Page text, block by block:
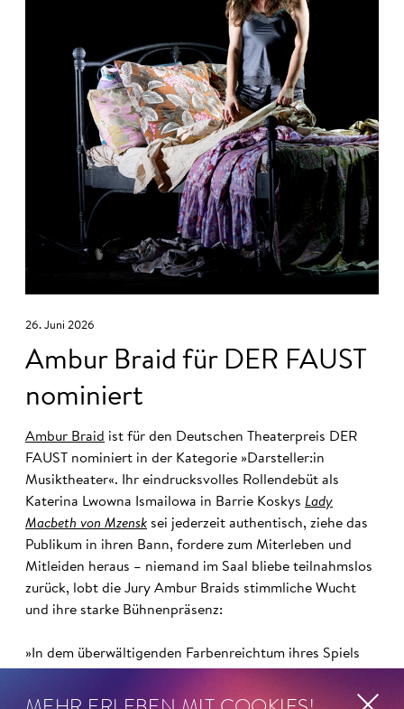
26. Juni 2026
Ambur Braid für DER FAUST
nominiert
Ambur Braid ist für den Deutschen Theaterpreis DER
FAUST nominiert in der Kategorie »Darsteller:in
Musiktheater«. Ihr eindrucksvolles Rollendebüt als
Katerina Lwowna Ismailowa in Barrie Koskys Lady
Macbeth von Mzensk sei jederzeit authentisch, ziehe das
Publikum in ihren Bann, fordere zum Miterleben und
Mitleiden heraus – niemand im Saal bliebe teilnahmslos
zurück, lobt die Jury Ambur Braids stimmliche Wucht
und ihre starke Bühnenpräsenz:
»In dem überwältigenden Farbenreichtum ihres Spiels
wie die verzweifelte Einsamkeit ihrer Figur.«Jury-